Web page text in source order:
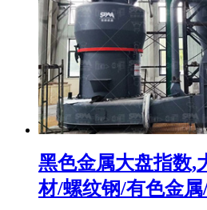
黑色金属大盘指数,
材/螺纹钢/有色金属